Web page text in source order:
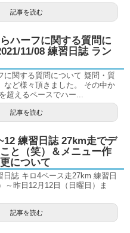
記事を読む
ハーフに関する質問に
11/08 練習日誌 ラン
に関する質問について 疑問・質
など様々頂きました。 その中か
超えるペースでハー...
記事を読む
練習日誌 27km走でデ
と（笑）＆メニュー作
について
日誌 キロ4ペース走27km 練習日
～昨日12月12日（日曜日）ま
記事を読む